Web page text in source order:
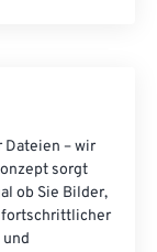
Dateien – wir
sorgt
ob Sie Bilder,
fortschrittlicher